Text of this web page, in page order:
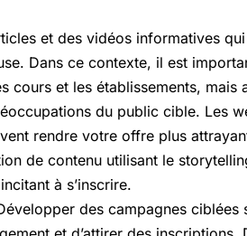
et des vidéos informatives
Dans ce contexte, il est
cours et les établissements, mais
du public cible. Les
rendre votre offre plus
de contenu utilisant le
à s’inscrire.
des campagnes ciblées